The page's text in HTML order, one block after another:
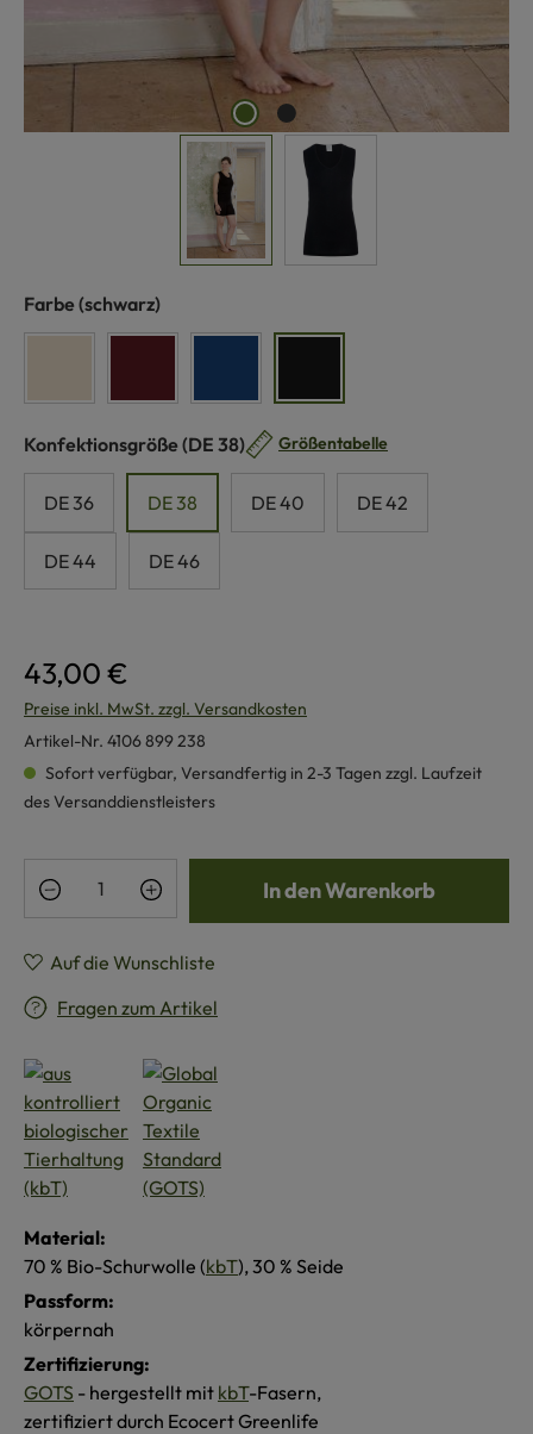
Farbe auswählen
(schwarz)
Konfektionsgröße auswählen
(DE 38) Größentabelle
DE 36 DE 38 DE 40 DE 42
DE 44 DE 46
43,00 €
Preise inkl. MwSt. zzgl. Versandkosten
Artikel-Nr. 4106 899 238
Sofort verfügbar, Versandfertig in 2-3 Tagen zzgl. Laufzeit
des Versanddienstleisters
Produkt Anzahl: Gib den gewünschten
In den Warenkorb
Auf die Wunschliste
Fragen zum Artikel
Material:
70 % Bio-Schurwolle (kbT), 30 % Seide
Passform:
körpernah
Zertifizierung:
GOTS - hergestellt mit kbT-Fasern,
zertifiziert durch Ecocert Greenlife